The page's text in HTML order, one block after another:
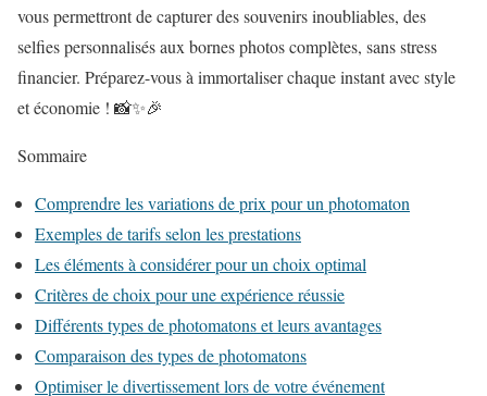
vous permettront de capturer des souvenirs inoubliables, des
selfies personnalisés aux bornes photos complètes, sans stress
financier. Préparez-vous à immortaliser chaque instant avec style
et économie ! 📸✨🎉
Sommaire
Comprendre les variations de prix pour un photomaton
Exemples de tarifs selon les prestations
Les éléments à considérer pour un choix optimal
Critères de choix pour une expérience réussie
Différents types de photomatons et leurs avantages
Comparaison des types de photomatons
Optimiser le divertissement lors de votre événement